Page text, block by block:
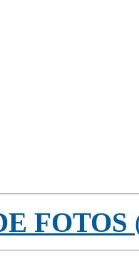
FOTOS